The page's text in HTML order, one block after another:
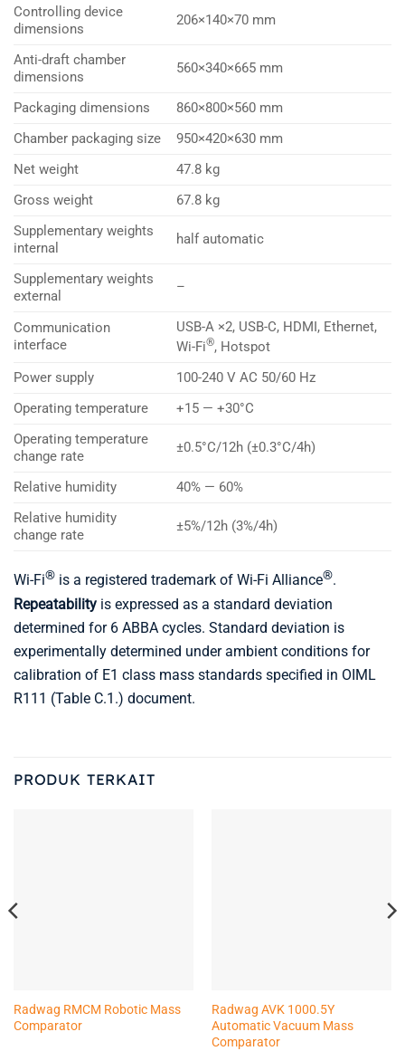
Controlling device
dimensions
206×140×70 mm
Anti-draft chamber
dimensions
560×340×665 mm
Packaging dimensions
860×800×560 mm
Chamber packaging size
950×420×630 mm
Net weight
47.8 kg
Gross weight
67.8 kg
Supplementary weights
internal
half automatic
Supplementary weights
external
–
Communication
interface
USB-A ×2, USB-C, HDMI, Ethernet,
Wi-Fi®, Hotspot
Power supply
100-240 V AC 50/60 Hz
Operating temperature
+15 — +30°C
Operating temperature
change rate
±0.5°C/12h (±0.3°C/4h)
Relative humidity
40% — 60%
Relative humidity
change rate
±5%/12h (3%/4h)
Wi-Fi® is a registered trademark of Wi-Fi Alliance®.
Repeatability is expressed as a standard deviation
determined for 6 ABBA cycles. Standard deviation is
experimentally determined under ambient conditions for
calibration of E1 class mass standards specified in OIML
R111 (Table C.1.) document.
PRODUK TERKAIT
Radwag RMCM Robotic Mass
Comparator
Radwag AVK 1000.5Y
Automatic Vacuum Mass
Comparator